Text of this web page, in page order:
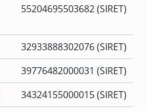
55204695503682 (SIRET)
32933888302076 (SIRET)
39776482000031 (SIRET)
34324155000015 (SIRET)